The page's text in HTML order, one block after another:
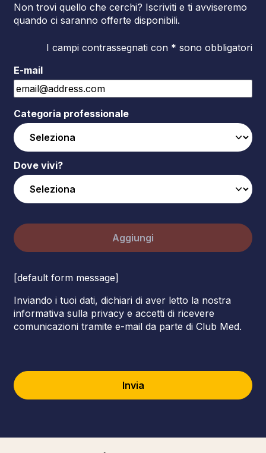
Non trovi quello che cerchi? Iscriviti e ti avviseremo
quando ci saranno offerte disponibili.
I campi contrassegnati con * sono obbligatori
E-mail
Categoria professionale
Dove vivi?
Aggiungi
[default form message]
Inviando i tuoi dati, dichiari di aver letto la nostra
informativa sulla privacy e accetti di ricevere
comunicazioni tramite e-mail da parte di Club Med.
Invia